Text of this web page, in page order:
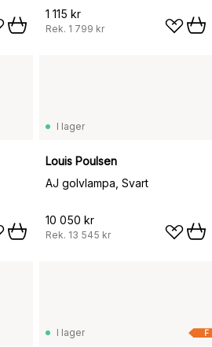
1 115 kr
Rek. 1 799 kr
I lager
Louis Poulsen
AJ golvlampa, Svart
10 050 kr
Rek. 13 545 kr
F
I lager